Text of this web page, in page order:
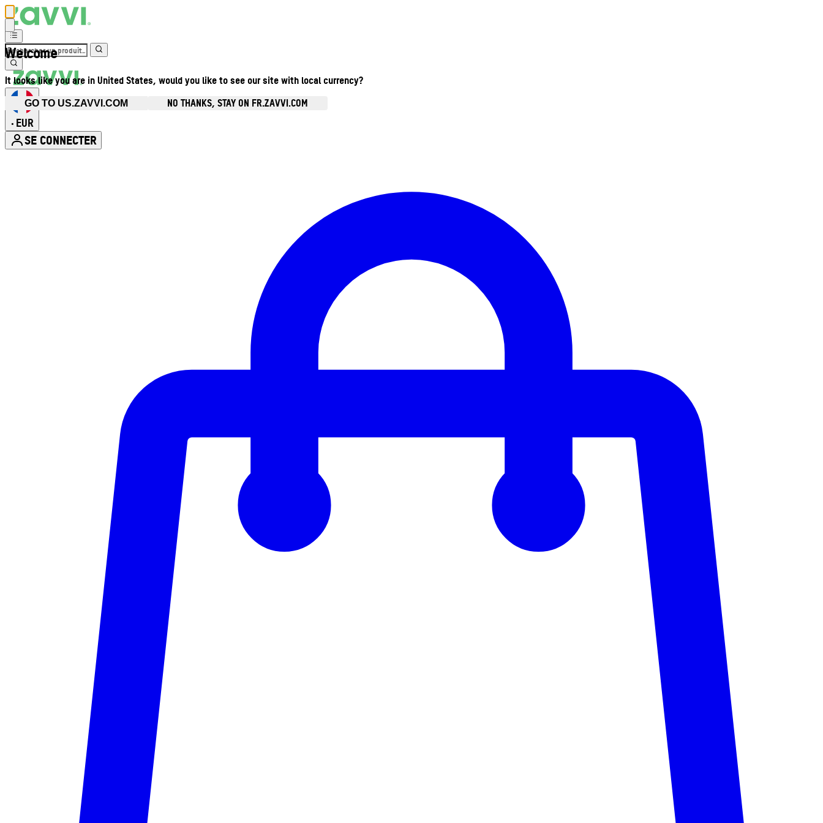
Welcome
It looks like you are in United States, would you like to see our site with local currency?
GO TO US.ZAVVI.COM NO THANKS, STAY ON FR.ZAVVI.COM
• EUR
SE CONNECTER